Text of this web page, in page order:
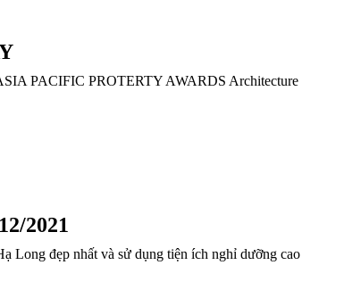
PACIFIC PROTERTY AWARDS Architecture
2021
Long đẹp nhất và sử dụng tiện ích nghỉ dưỡng cao